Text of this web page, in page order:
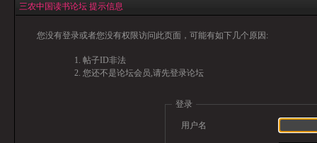
三农中国读书论坛 提示信息
您没有登录或者您没有权限访问此页面，可能有如下几个原因:
帖子ID非法
您还不是论坛会员,请先登录论坛
登录
用户名